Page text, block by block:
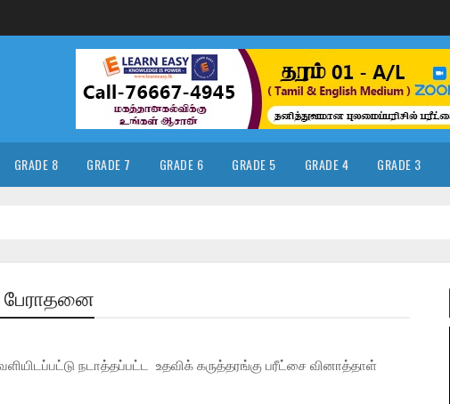
GRADE 8 GRADE 7 GRADE 6 GRADE 5 GRADE 4 GRADE 3
பேராதனை
நடாத்தப்பட்ட உதவிக் கருத்தரங்கு பரீட்சை வினாத்தாள்